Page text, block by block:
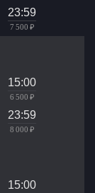
23:59
7 500 ₽
15:00
6 500 ₽
23:59
8 000 ₽
15:00